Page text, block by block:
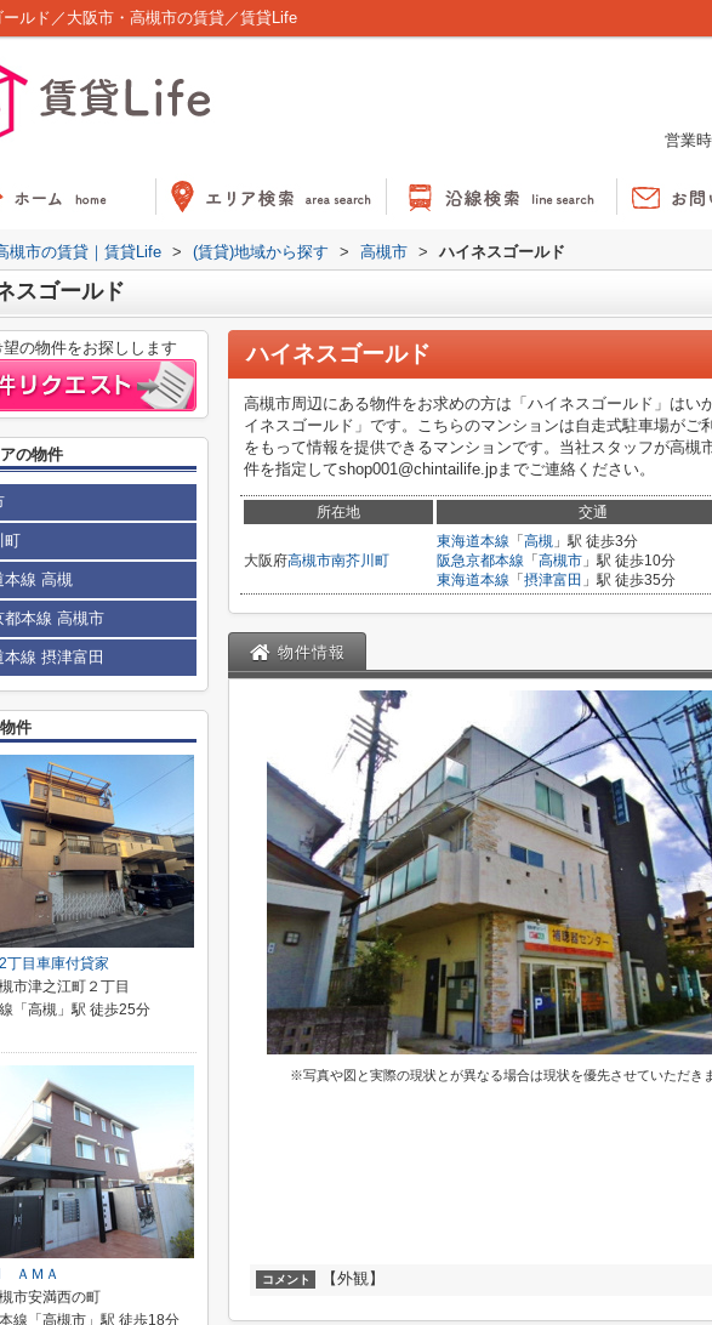
ルド／大阪市・高槻市の賃貸／賃貸Life
営業
槻市の賃貸｜賃貸Life > (賃貸)地域から探す > 高槻市 > ハイネスゴールド
スゴールド
ハイネスゴールド
高槻市周辺にある物件をお求めの方は「ハイネスゴールド」はい
イネスゴールド」です。こちらのマンションは自走式駐車場が
をもって情報を提供できるマンションです。当社スタッフが高
件を指定してshop001@chintailife.jpまでご連絡ください。
所在地 交通
大阪府高槻市南芥川町
東海道本線 「 高槻 」駅 徒歩3分
阪急京都本線 「 高槻市 」駅 徒歩10分
東海道本線 「 摂津富田 」駅 徒歩35分
物件情報
※写真や図と実際の現状とが異なる場合は現状を優先させていただき
コメント 【外観】
の物件をお探しします
の物件
町
本線 高槻
都本線 高槻市
本線 摂津富田
件
丁目車庫付貸家
市津之江町２丁目
「高槻」駅 徒歩25分
ＡＭＡ
市安満西の町
線「高槻市」駅 徒歩18分